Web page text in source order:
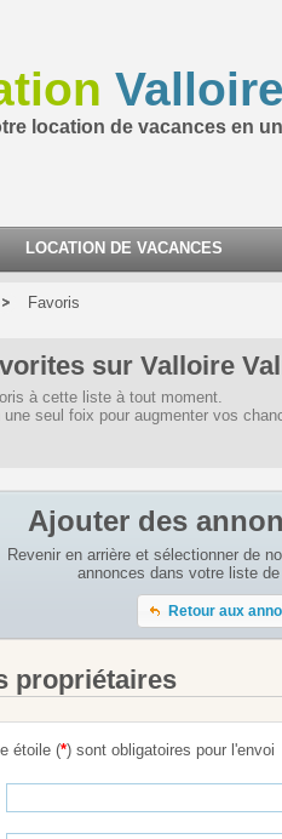
location de vacances en
LOCATION DE VACANCES
Favoris
sur Valloire
à cette liste à tout moment.
seul foix pour augmenter vos
Ajouter des
Revenir en arrière et sélectionner de
annonces dans votre liste
Retour aux
propriétaires
étoile (*) sont obligatoires pour l'envoi